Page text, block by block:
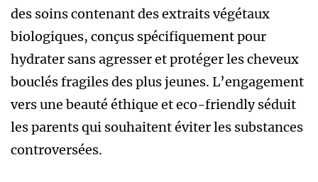
des soins contenant des extraits végétaux
biologiques, conçus spécifiquement pour
hydrater sans agresser et protéger les cheveux
bouclés fragiles des plus jeunes. L’engagement
vers une beauté éthique et eco-friendly séduit
les parents qui souhaitent éviter les substances
controversées.